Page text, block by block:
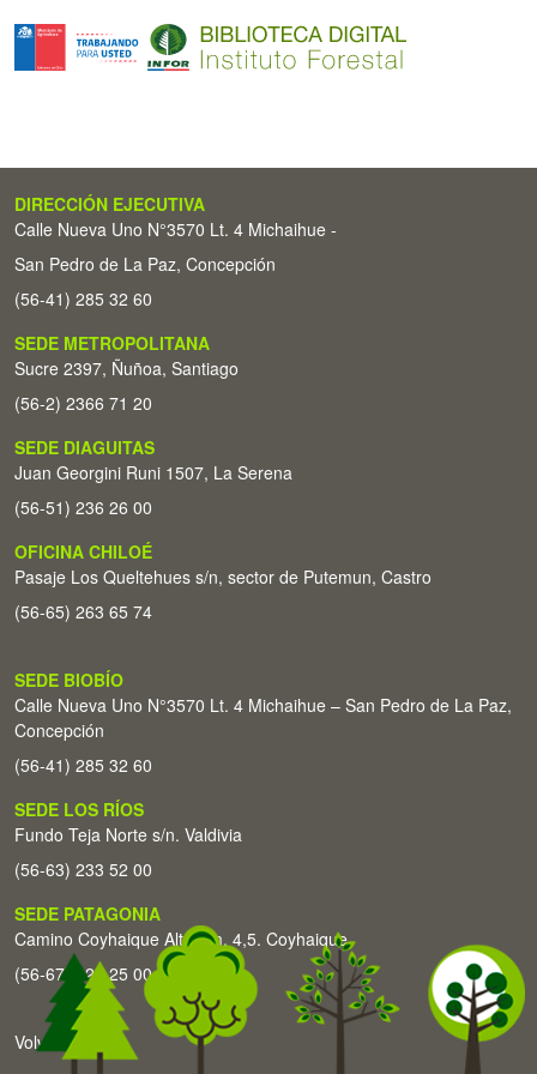
DIRECCIÓN EJECUTIVA
Calle Nueva Uno N°3570 Lt. 4 Michaihue -
San Pedro de La Paz, Concepción
(56-41) 285 32 60
SEDE METROPOLITANA
Sucre 2397, Ñuñoa, Santiago
(56-2) 2366 71 20
SEDE DIAGUITAS
Juan Georgini Runi 1507, La Serena
(56-51) 236 26 00
OFICINA CHILOÉ
Pasaje Los Queltehues s/n, sector de Putemun, Castro
(56-65) 263 65 74
SEDE BIOBÍO
Calle Nueva Uno N°3570 Lt. 4 Michaihue – San Pedro de La Paz,
Concepción
(56-41) 285 32 60
SEDE LOS RÍOS
Fundo Teja Norte s/n. Valdivia
(56-63) 233 52 00
SEDE PATAGONIA
Camino Coyhaique Alto Km. 4,5. Coyhaique
(56-67) 226 25 00
Volver arriba